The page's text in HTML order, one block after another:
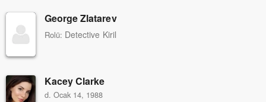
George Zlatarev
Rolü: Detective Kiril
Kacey Clarke
d. Ocak 14, 1988